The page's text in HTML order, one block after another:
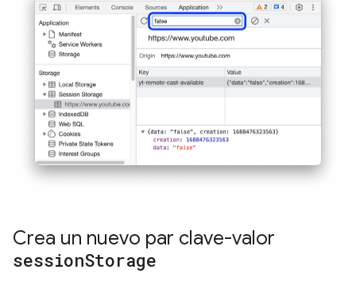
Crea un nuevo par clave-valor
sessionStorage